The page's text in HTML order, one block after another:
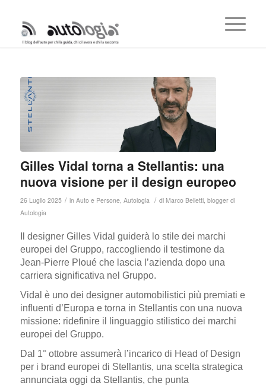
Gilles Vidal torna a Stellantis: una
nuova visione per il design europeo
26 Luglio 2025 / in Auto e Persone, Autologia / di Marco Belletti, blogger di
Autologia
Il designer Gilles Vidal guiderà lo stile dei marchi
europei del Gruppo, raccogliendo il testimone da
Jean-Pierre Ploué che lascia l’azienda dopo una
carriera significativa nel Gruppo.
Vidal è uno dei designer automobilistici più premiati e
influenti d’Europa e torna in Stellantis con una nuova
missione: ridefinire il linguaggio stilistico dei marchi
europei del Gruppo.
Dal 1° ottobre assumerà l’incarico di Head of Design
per i brand europei di Stellantis, una scelta strategica
annunciata oggi da Stellantis, che punta